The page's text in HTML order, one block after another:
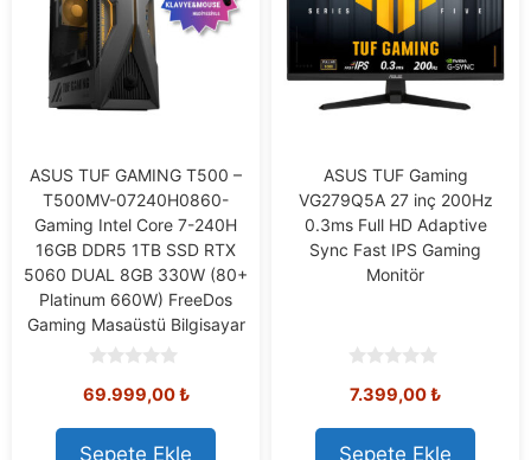
ASUS TUF GAMING T500 –
T500MV-07240H0860-
Gaming Intel Core 7-240H
16GB DDR5 1TB SSD RTX
5060 DUAL 8GB 330W (80+
Platinum 660W) FreeDos
Gaming Masaüstü Bilgisayar
o
t
o
69.999,00₺
Sepete Ekle
ASUS TUF Gaming
VG279Q5A 27 inç 200Hz
0.3ms Full HD Adaptive
Sync Fast IPS Gaming
Monitör
o
t
o
7.399,00₺
Sepete Ekle